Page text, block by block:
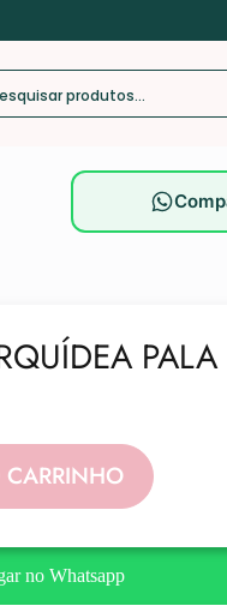
PALA
no Whatsapp